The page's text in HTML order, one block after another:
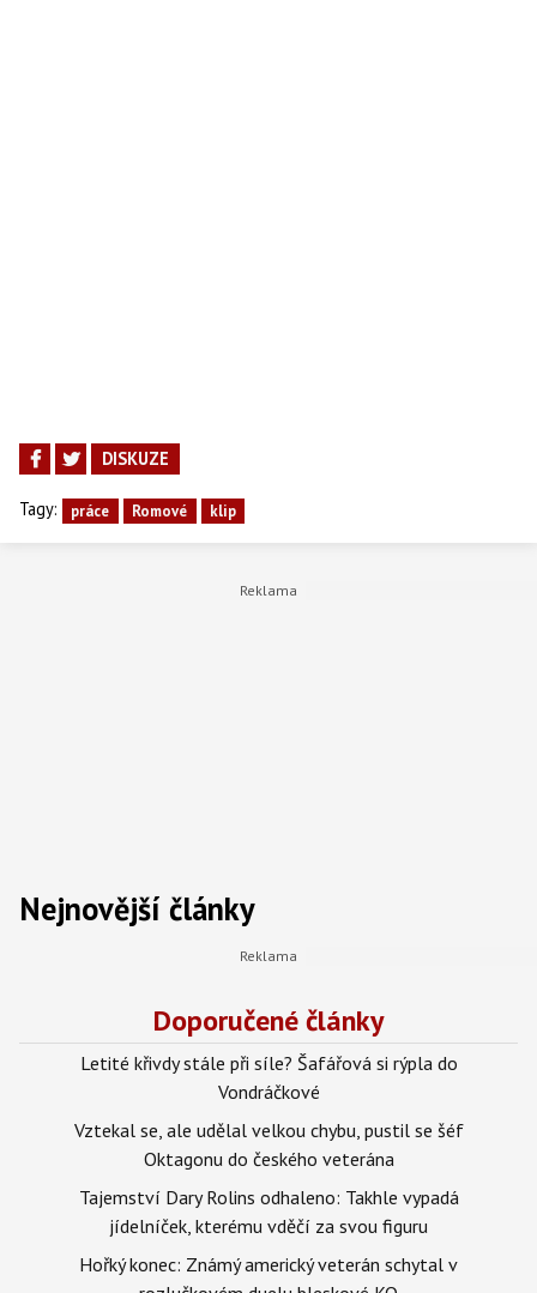
DISKUZE
Tagy: práce Romové klip
Nejnovější články
Doporučené články
Letité křivdy stále při síle? Šafářová si rýpla do
Vondráčkové
Vztekal se, ale udělal velkou chybu, pustil se šéf
Oktagonu do českého veterána
Tajemství Dary Rolins odhaleno: Takhle vypadá
jídelníček, kterému vděčí za svou figuru
Hořký konec: Známý americký veterán schytal v